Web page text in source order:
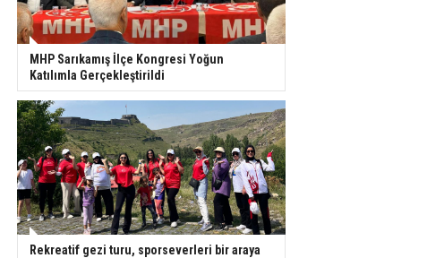
MHP Sarıkamış İlçe Kongresi Yoğun
Katılımla Gerçekleştirildi
Rekreatif gezi turu, sporseverleri bir araya